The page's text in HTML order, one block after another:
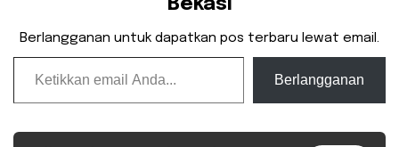
Bekasi
Berlangganan untuk dapatkan pos terbaru lewat email.
Ketikkan email Anda...
Berlangganan